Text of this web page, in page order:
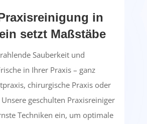
in
setzt Maßstäbe
Sauberkeit und
in Ihrer Praxis – ganz
chirurgische Praxis oder
geschulten Praxisreiniger
Techniken ein, um optimale